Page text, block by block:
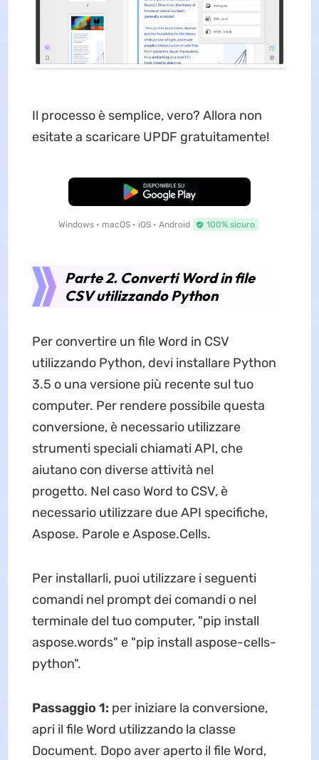
Il processo è semplice, vero? Allora non
esitate a scaricare UPDF gratuitamente!
Download Gratis
Windows • macOS • iOS • Android 100% sicuro
Parte 2. Converti Word in file
CSV utilizzando Python
Per convertire un file Word in CSV
utilizzando Python, devi installare Python
3.5 o una versione più recente sul tuo
computer. Per rendere possibile questa
conversione, è necessario utilizzare
strumenti speciali chiamati API, che
aiutano con diverse attività nel
progetto. Nel caso Word to CSV, è
necessario utilizzare due API specifiche,
Aspose. Parole e Aspose.Cells.
Per installarli, puoi utilizzare i seguenti
comandi nel prompt dei comandi o nel
terminale del tuo computer, "pip install
aspose.words" e "pip install aspose-cells-
python".
Passaggio 1: per iniziare la conversione,
apri il file Word utilizzando la classe
Document. Dopo aver aperto il file Word,